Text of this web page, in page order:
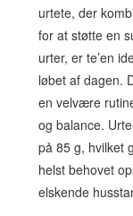
urtete, der
for at støtte en
urter, er te’en
løbet af dagen.
en velvære
og balance.
på 85 g, hvilket
helst behovet
elskende